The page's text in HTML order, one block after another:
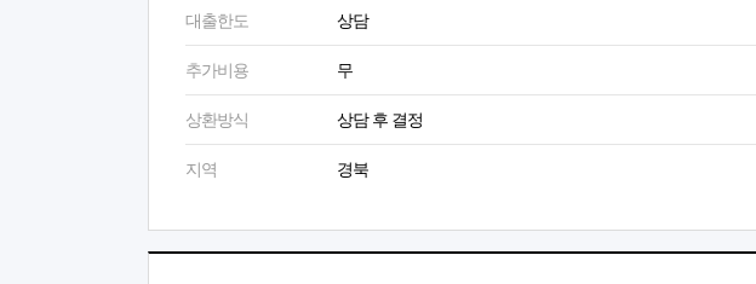
대출한도 상담
추가비용 무
상환방식 상담 후 결정
지역 경북